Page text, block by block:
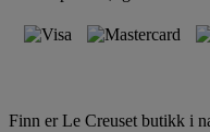
Finn er Le Creuset butikk i